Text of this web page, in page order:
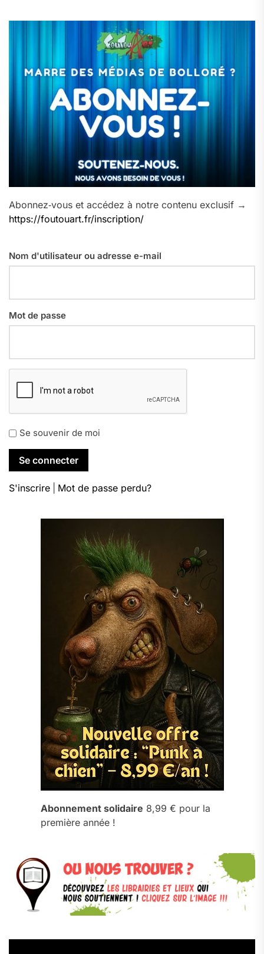
Abonnez‑vous et accédez à notre contenu exclusif →
https://foutouart.fr/inscription/
Nom d'utilisateur ou adresse e-mail
Mot de passe
Se souvenir de moi
S'inscrire Mot de passe perdu?
Abonnement solidaire 8,99 € pour la
première année !